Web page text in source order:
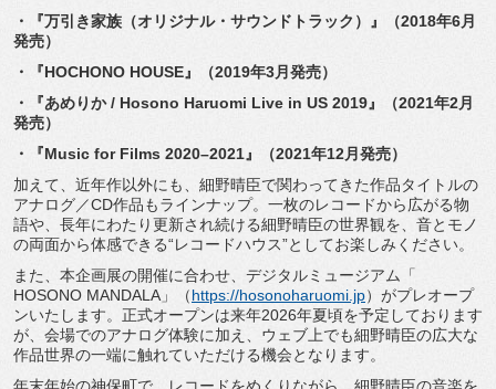
・『万引き家族（オリジナル・サウンドトラック）』（2018年6月
発売）
・『HOCHONO HOUSE』（2019年3月発売）
・『あめりか / Hosono Haruomi Live in US 2019』（2021年2月
発売）
・『Music for Films 2020–2021』（2021年12月発売）
加えて、近年作以外にも、 細野晴臣で関わってきた作品タイトルの
アナログ／CD作品もラインナップ。一枚のレコードから広がる物
語や、 長年にわたり更新され続ける細野晴臣の世界観を、 音とモノ
の両面から体感できる“レコードハウス”としてお楽しみください。
また、本企画展の開催に合わせ、デジタルミュージアム「
HOSONO MANDALA」（https://hosonoharuomi.jp）がプレオープ
ンいたします。 正式オープンは来年2026年夏頃を予定しております
が、 会場でのアナログ体験に加え、 ウェブ上でも細野晴臣の広大な
作品世界の一端に触れていただける機会となります。